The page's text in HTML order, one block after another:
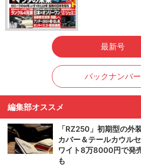
最新号
バックナンバー
編集部オススメ
「RZ250」初期型の外
カバー＆テールカウル
ワイト8万8000円で発
も